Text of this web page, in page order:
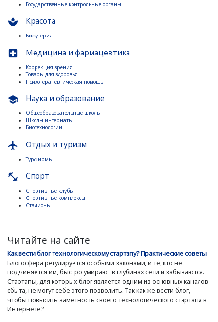
Государственные контрольные органы
spa Красота
Бижутерия
local_hospital Медицина и фармацевтика
Коррекция зрения
Товары для здоровья
Психотерапевтическая помощь
school Наука и образование
Общеобразовательные школы
Школы-интернаты
Биотехнологии
flight Отдых и туризм
Турфирмы
fitness_center Спорт
Спортивные клубы
Спортивные комплексы
Стадионы
Читайте на сайте
Как вести блог технологическому стартапу? Практические советы
Блогосфера регулируется особыми законами, и те, кто не
подчиняется им, быстро умирают в глубинах сети и забываются.
Стартапы, для которых блог является одним из основных каналов
сбыта, не могут себе этого позволить. Так как же вести блог,
чтобы повысить заметность своего технологического стартапа в
Интернете?